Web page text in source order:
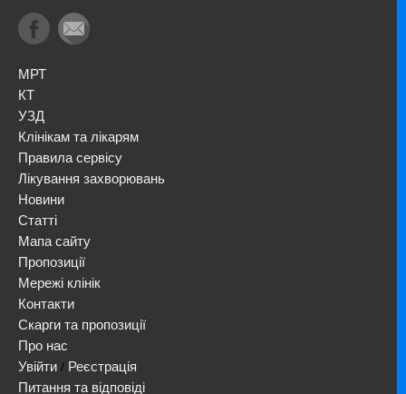
МРТ
КТ
УЗД
Клінікам та лікарям
Правила сервісу
Лікування захворювань
Новини
Статті
Мапа сайту
Пропозиції
Мережі клінік
Контакти
Скарги та пропозиції
Про нас
Увійти / Реєстрація
Питання та відповіді